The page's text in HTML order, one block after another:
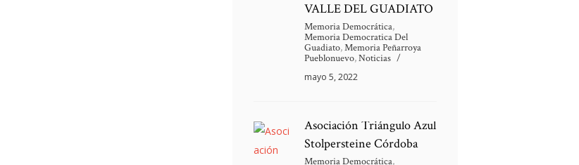
VALLE DEL GUADIATO
Memoria Democrática,
Memoria Democratica Del
Guadiato,Memoria Peñarroya
Pueblonuevo,Noticias
mayo 5, 2022
Asociación Triángulo Azul
Stolpersteine Córdoba
Memoria Democrática,